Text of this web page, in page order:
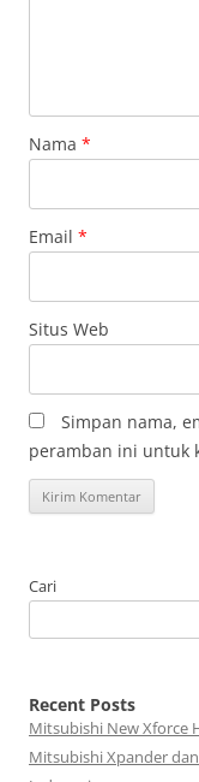
Nama *
Email *
Situs Web
Simpan nama,
peramban ini untuk
Cari
Recent Posts
Mitsubishi New Xforce
Mitsubishi Xpander